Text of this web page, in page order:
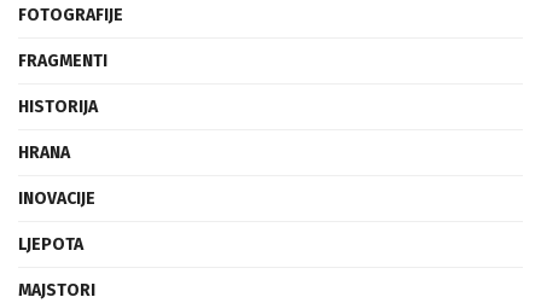
FOTOGRAFIJE
FRAGMENTI
HISTORIJA
HRANA
INOVACIJE
LJEPOTA
MAJSTORI